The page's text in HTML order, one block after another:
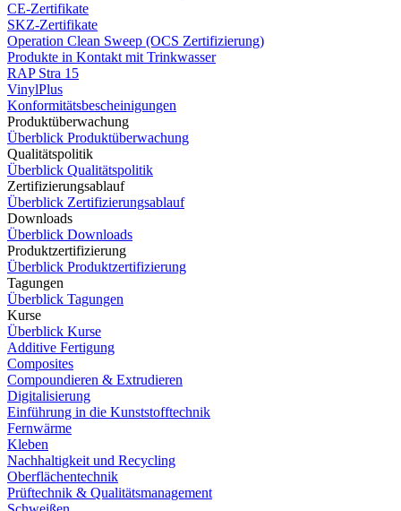
CE-Zertifikate
SKZ-Zertifikate
Operation Clean Sweep (OCS Zertifizierung)
Produkte in Kontakt mit Trinkwasser
RAP Stra 15
VinylPlus
Konformitätsbescheinigungen
Produktüberwachung
Überblick Produktüberwachung
Qualitätspolitik
Überblick Qualitätspolitik
Zertifizierungsablauf
Überblick Zertifizierungsablauf
Downloads
Überblick Downloads
Produktzertifizierung
Überblick Produktzertifizierung
Tagungen
Überblick Tagungen
Kurse
Überblick Kurse
Additive Fertigung
Composites
Compoundieren & Extrudieren
Digitalisierung
Einführung in die Kunststofftechnik
Fernwärme
Kleben
Nachhaltigkeit und Recycling
Oberflächentechnik
Prüftechnik & Qualitätsmanagement